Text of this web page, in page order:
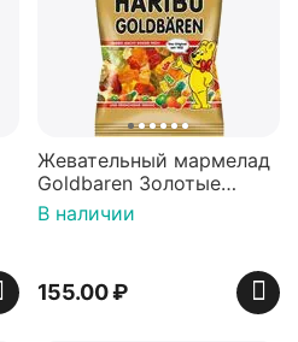
Жевательный мармелад
Goldbaren Золотые
мишки 100г, Германия
В наличии
155.00₽